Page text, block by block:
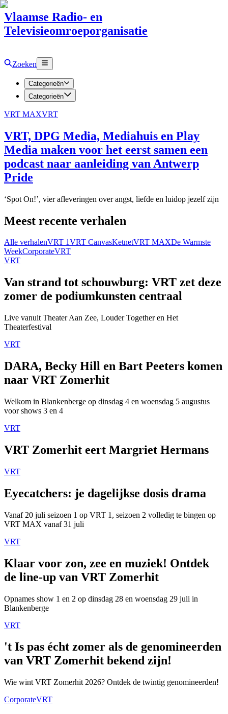
Vlaamse Radio- en
Televisieomroeporganisatie
Zoeken
Categorieën
Categorieën
VRT MAXVRT
VRT, DPG Media, Mediahuis en Play
Media maken voor het eerst samen een
podcast naar aanleiding van Antwerp
Pride
‘Spot On!’, vier afleveringen over angst, liefde en luidop jezelf zijn
Meest recente verhalen
Alle verhalenVRT 1VRT CanvasKetnetVRT MAXDe Warmste
WeekCorporateVRT
VRT
Van strand tot schouwburg: VRT zet deze
zomer de podiumkunsten centraal
Live vanuit Theater Aan Zee, Louder Together en Het
Theaterfestival
VRT
DARA, Becky Hill en Bart Peeters komen
naar VRT Zomerhit
Welkom in Blankenberge op dinsdag 4 en woensdag 5 augustus
voor shows 3 en 4
VRT
VRT Zomerhit eert Margriet Hermans
VRT
Eyecatchers: je dagelijkse dosis drama
Vanaf 20 juli seizoen 1 op VRT 1, seizoen 2 volledig te bingen op
VRT MAX vanaf 31 juli
VRT
Klaar voor zon, zee en muziek! Ontdek
de line-up van VRT Zomerhit
Opnames show 1 en 2 op dinsdag 28 en woensdag 29 juli in
Blankenberge
VRT
't Is pas écht zomer als de genomineerden
van VRT Zomerhit bekend zijn!
Wie wint VRT Zomerhit 2026? Ontdek de twintig genomineerden!
CorporateVRT